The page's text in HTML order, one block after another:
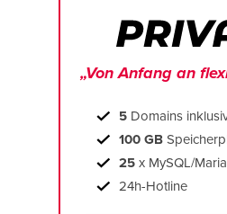
„Von Anfang an
5 Domains
100 GB
25 x MySQL/
24h-Hotline